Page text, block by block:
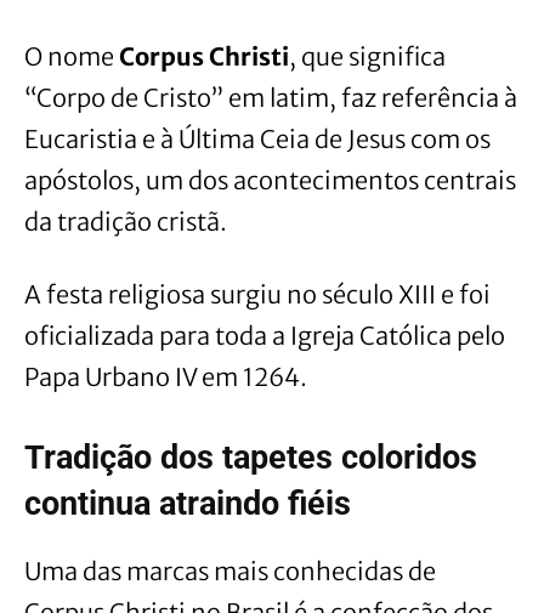
O nome Corpus Christi, que significa
“Corpo de Cristo” em latim, faz referência à
Eucaristia e à Última Ceia de Jesus com os
apóstolos, um dos acontecimentos centrais
da tradição cristã.
A festa religiosa surgiu no século XIII e foi
oficializada para toda a Igreja Católica pelo
Papa Urbano IV em 1264.
Tradição dos tapetes coloridos
continua atraindo fiéis
Uma das marcas mais conhecidas de